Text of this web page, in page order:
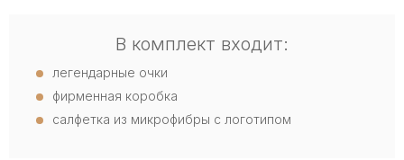
В комплект входит:
легендарные очки
фирменная коробка
салфетка из микрофибры с логотипом